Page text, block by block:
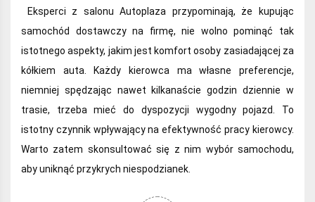
Eksperci z salonu Autoplaza przypominają, że kupując
samochód dostawczy na firmę, nie wolno pominąć tak
istotnego aspekty, jakim jest komfort osoby zasiadającej za
kółkiem auta. Każdy kierowca ma własne preferencje,
niemniej spędzając nawet kilkanaście godzin dziennie w
trasie, trzeba mieć do dyspozycji wygodny pojazd. To
istotny czynnik wpływający na efektywność pracy kierowcy.
Warto zatem skonsultować się z nim wybór samochodu,
aby uniknąć przykrych niespodzianek.